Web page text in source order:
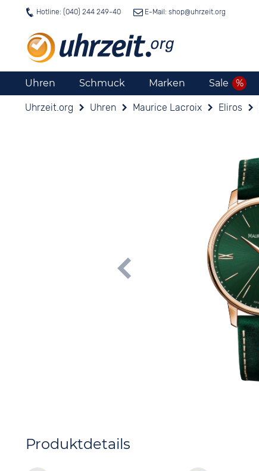
Hotline: (040) 244 249-40 E-Mail: shop@uhrzeit.org
Uhren Schmuck Marken Sale
Uhrzeit.org Uhren Maurice Lacroix Eliros
Produktdetails